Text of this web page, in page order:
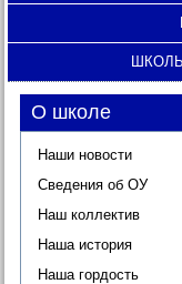
О школе
Наши новости
Сведения об ОУ
Наш коллектив
Наша история
Наша гордость